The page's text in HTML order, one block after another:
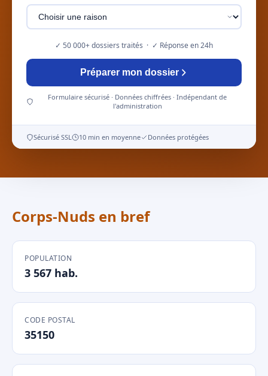
✓ 50 000+ dossiers traités · ✓ Réponse en 24h
Préparer mon dossier
Formulaire sécurisé · Données chiffrées · Indépendant de
l'administration
Sécurisé SSL 10 min en moyenne Données protégées
Corps-Nuds en bref
POPULATION
3 567 hab.
CODE POSTAL
35150